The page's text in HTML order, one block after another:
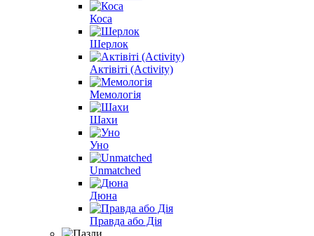
Коса
Шерлок
Актівіті (Activity)
Мемологія
Шахи
Уно
Unmatched
Дюна
Правда або Дія